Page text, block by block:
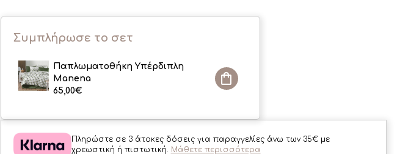
Συμπλήρωσε το σετ
Παπλωματοθήκη Υπέρδιπλη
Manena
65,00€
Πληρώστε σε 3 άτοκες δόσεις για παραγγελίες άνω των 35€ με
χρεωστική ή πιστωτική. Μάθετε περισσότερα